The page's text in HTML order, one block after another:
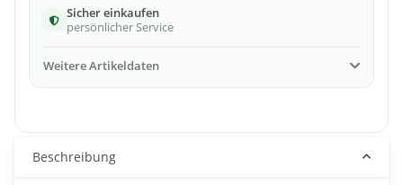
Sicher einkaufen
persönlicher Service
Weitere Artikeldaten
Beschreibung